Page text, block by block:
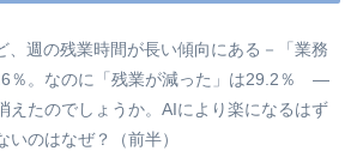
、週の残業時間が長い傾向にある－「業務
％。なのに「残業が減った」は29.2％ ―
えたのでしょうか。AIにより楽になるはず
いのはなぜ？（前半）